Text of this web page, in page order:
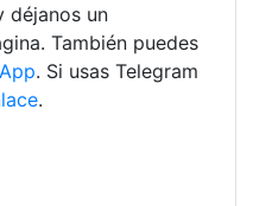
déjanos un
También puedes
. Si usas Telegram
.